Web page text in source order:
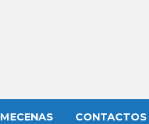
MECENAS CONTACTOS